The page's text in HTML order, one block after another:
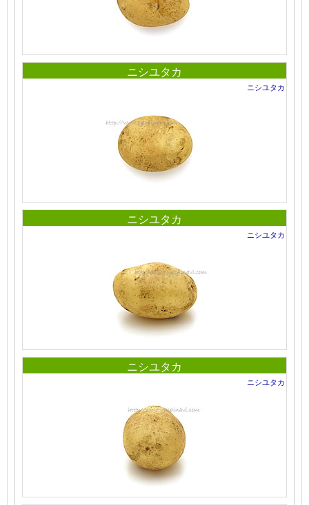
ニシユタカ
ニシユタカ
ニシユタカ
ニシユタカ
ニシユタカ
ニシユタカ